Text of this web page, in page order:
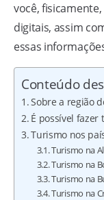
você,
digitais, assim
essas
Conteúdo
Sobre a região
É possível fazer
Turismo nos
Turismo na
Turismo na
Turismo na
Turismo na